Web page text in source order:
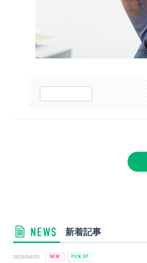
新着記事
2026/04/02